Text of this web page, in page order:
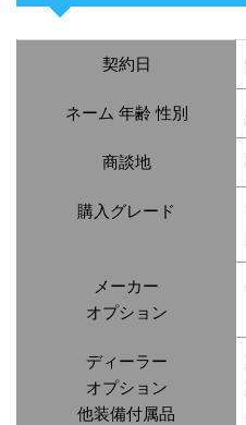
契約日
ネーム 年齢 性別
商談地
購入グレード
メーカー
オプション
ディーラー
オプション
他装備付属品